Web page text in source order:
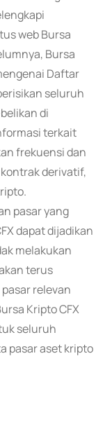
web Bursa
Bursa
Daftar
seluruh
di
terkait
frekuensi dan
derivatif,
pasar yang
dapat dijadikan
melakukan
terus
relevan
Kripto CFX
seluruh
pasar aset kripto